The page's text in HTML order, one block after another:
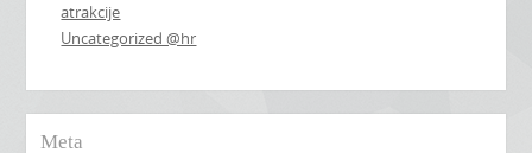
atrakcije
Uncategorized @hr
Meta